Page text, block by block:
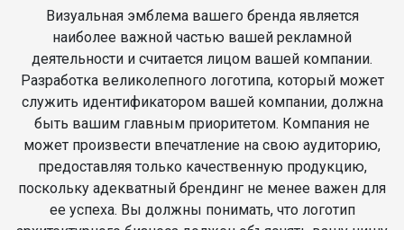
Визуальная эмблема вашего бренда является
наиболее важной частью вашей рекламной
деятельности и считается лицом вашей компании.
Разработка великолепного логотипа, который может
служить идентификатором вашей компании, должна
быть вашим главным приоритетом. Компания не
может произвести впечатление на свою аудиторию,
предоставляя только качественную продукцию,
поскольку адекватный брендинг не менее важен для
ее успеха. Вы должны понимать, что логотип